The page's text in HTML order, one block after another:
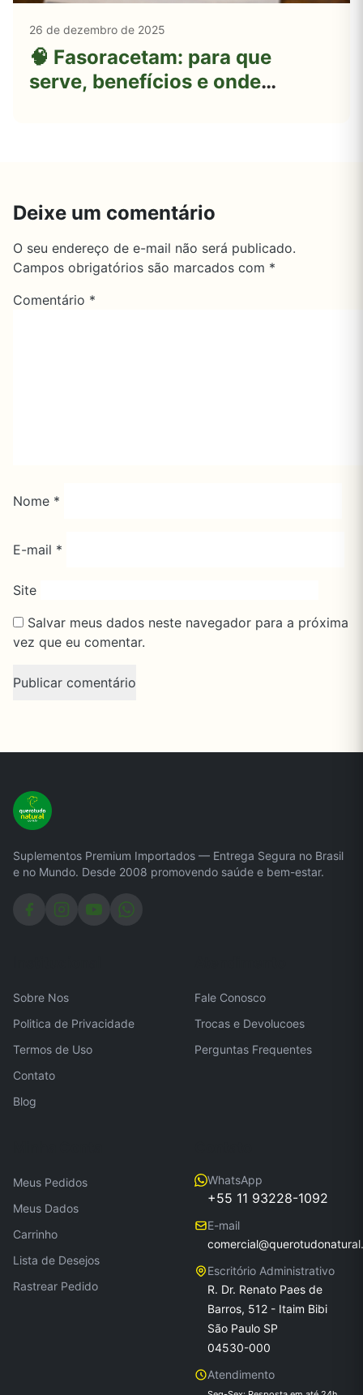
26 de dezembro de 2025
🧠 Fasoracetam: para que
serve, benefícios e onde
Deixe um comentário
O seu endereço de e-mail não será publicado.
Campos obrigatórios são marcados com *
Comentário *
Nome *
E-mail *
Site
Salvar meus dados neste navegador para a próxima
vez que eu comentar.
Suplementos Premium Importados — Entrega Segura no Brasil
e no Mundo. Desde 2008 promovendo saúde e bem-estar.
Sobre Nos
Politica de Privacidade
Termos de Uso
Contato
Blog
Fale Conosco
Trocas e Devolucoes
Perguntas Frequentes
Meus Pedidos
Meus Dados
Carrinho
Lista de Desejos
Rastrear Pedido
WhatsApp
+55 11 93228-1092
E-mail
Escritório Administrativo
R. Dr. Renato Paes de
Barros, 512 - Itaim Bibi
São Paulo SP
04530-000
Atendimento